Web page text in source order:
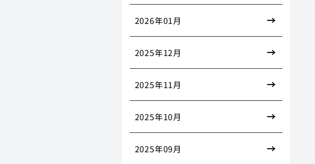
2026年01月
2025年12月
2025年11月
2025年10月
2025年09月